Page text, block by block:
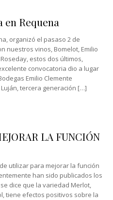
en Requena
organizó el pasaso 2 de
nuestros vinos, Bomelot, Emilio
estos dos últimos,
convocatoria dio a lugar
Emilio Clemente
tercera generación […]
LA FUNCIÓN
utilizar para mejorar la función
han sido publicados los
dice que la variedad Merlot,
tiene efectos positivos sobre la